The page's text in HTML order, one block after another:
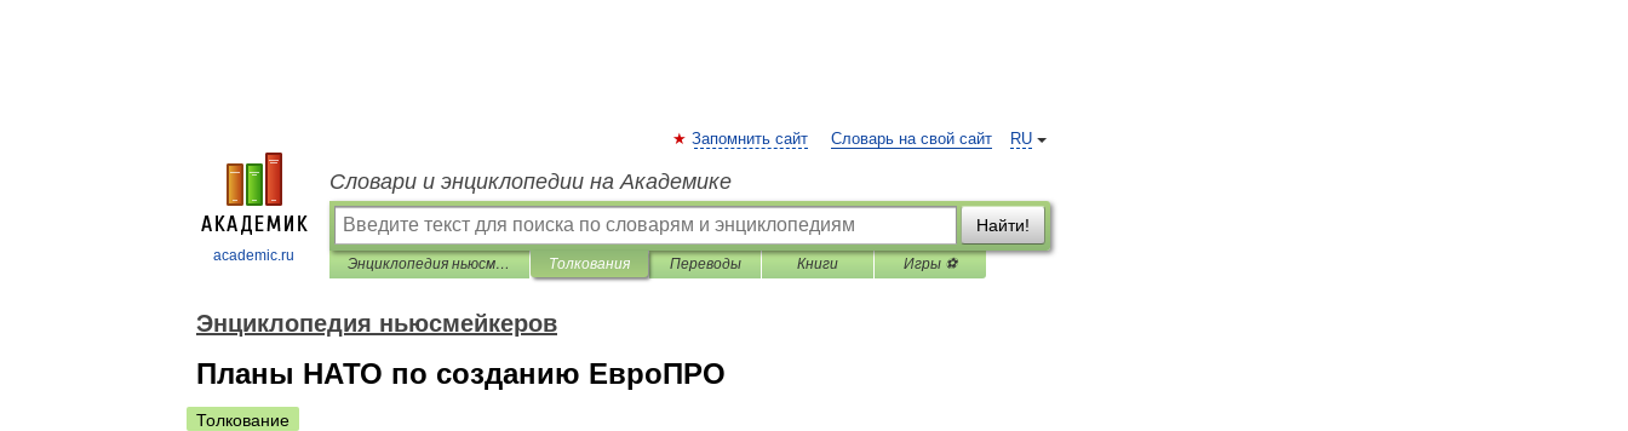
academic.ru
RU
Запомнить сайт Словарь на свой сайт
Словари и энциклопедии на Академике
Найти!
Энциклопедия ньюсмейкеров Толкования Переводы Книги Игры ⚽
Энциклопедия ньюсмейкеров
Планы НАТО по созданию ЕвроПРО
Толкование